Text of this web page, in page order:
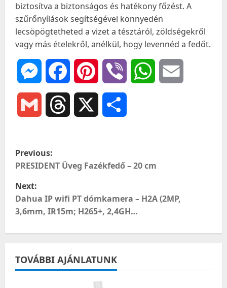
biztosítva a biztonságos és hatékony főzést. A
szűrőnyílások segítségével könnyedén
lecsöpögtetheted a vizet a tésztáról, zöldségekről
vagy más ételekről, anélkül, hogy levennéd a fedőt.
MessengerFacebookPinterest Viber WhatsApp
Gmail Threads
P
o
s
t
n
a
v
Previous:
PRESIDENT Üveg Fazékfedő – 20 cm
Next:
Dahua IP wifi PT dómkamera – H2A (2MP,
3,6mm, IR15m; H265+, 2,4GH…
TOVÁBBI AJÁNLATUNK